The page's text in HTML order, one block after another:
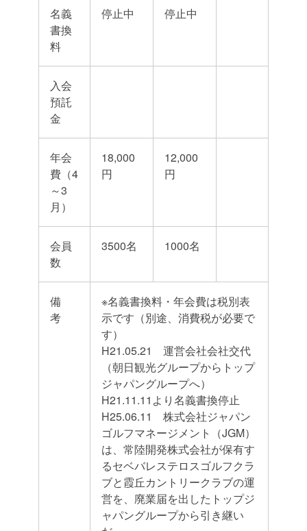
名義
書換
料
停止中 停止中
入会
預託
金
年会
費（4
～3
月）
18,000
円
12,000
円
会員
数
3500名 1000名
備
考
※名義書換料・年会費は税別表
示です（別途、消費税が必要で
す）
H21.05.21 運営会社会社交代
（朝日観光グループからトップ
ジャパングループへ）
H21.11.11より名義書換停止
H25.06.11 株式会社ジャパン
ゴルフマネージメント（JGM）
は、常陸開発株式会社が保有す
るセベバレステロスゴルフクラ
ブと霞丘カントリークラブの運
営を、廃業届を出したトップジ
ャパングループから引き継い